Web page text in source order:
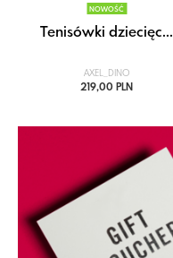
NOWOŚĆ
Tenisówki dziecięc...
AXEL_DINO
219,00 PLN